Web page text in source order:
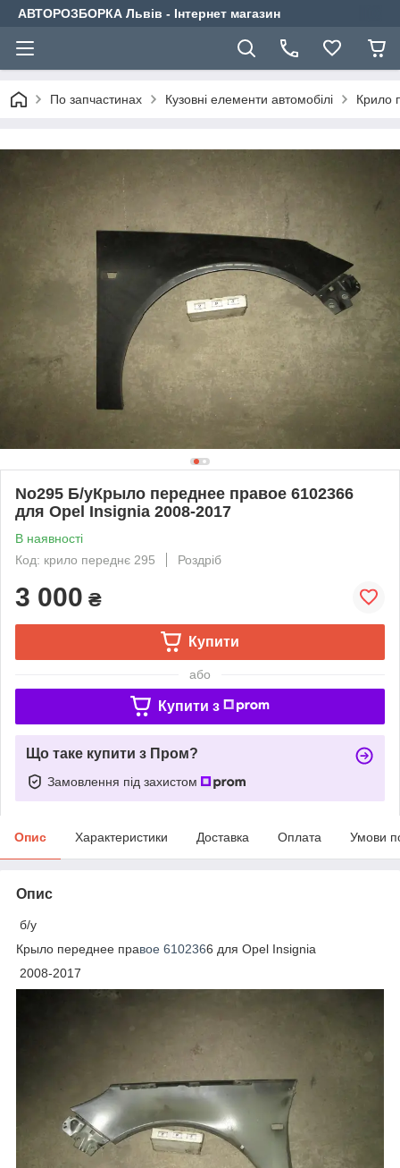
АВТОРОЗБОРКА Львів - Інтернет магазин
По запчастинах Кузовні елементи автомобілі Крило
No295 Б/уКрыло переднее правое 6102366
для Opel Insignia 2008-2017
В наявності
Код: крило переднє 295
Роздріб
3 000 ₴
Купити
або
Купити з
Що таке купити з Пром?
Замовлення під захистом
Опис Характеристики Доставка Оплата Умови
Опис
б/у
Крыло переднее правое 6102366 для Opel Insignia
2008-2017